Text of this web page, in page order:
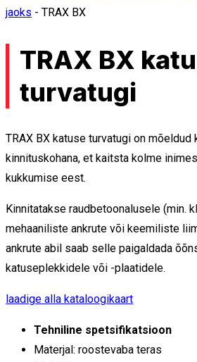
jaoks - TRAX BX
TRAX BX
turvatugi
TRAX BX katuse turvatugi on mõeldud
kinnituskohana, et kaitsta kolme
kukkumise eest.
Kinnitatakse raudbetoonalusele (min.
mehaaniliste ankrute või keemiliste
ankrute abil saab selle paigaldada
katuseplekkidele või -plaatidele.
laadige alla kataloogikaart
Tehniline spetsifikatsioon
Materjal: roostevaba teras